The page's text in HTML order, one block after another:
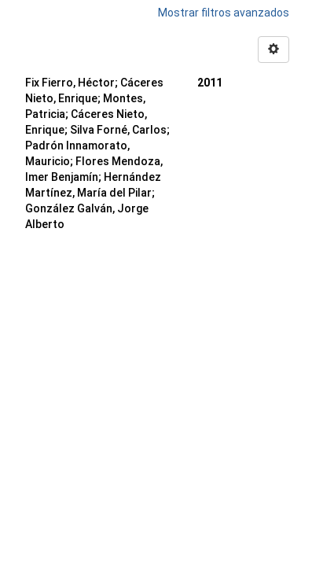
Mostrar filtros avanzados
Fix Fierro, Héctor; Cáceres
Nieto, Enrique; Montes,
Patricia; Cáceres Nieto,
Enrique; Silva Forné, Carlos;
Padrón Innamorato,
Mauricio; Flores Mendoza,
Imer Benjamín; Hernández
Martínez, María del Pilar;
González Galván, Jorge
Alberto
2011